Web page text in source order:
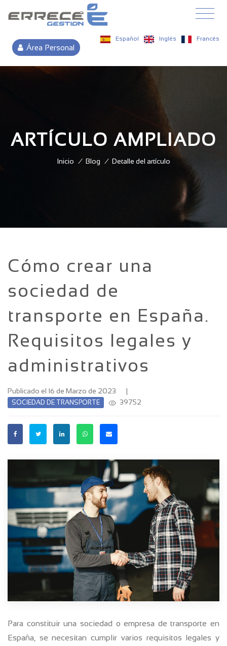
Área Personal
Español Inglés Francés
ARTÍCULO AMPLIADO
Inicio / Blog / Detalle del artículo
Cómo crear una
sociedad de
transporte en España.
Requisitos legales y
administrativos
Publicado el 16 de Marzo de 2023 |
SOCIEDAD DE TRANSPORTE 39752
Para constituir una sociedad o empresa de transporte en
España, se necesitan cumplir varios requisitos legales y